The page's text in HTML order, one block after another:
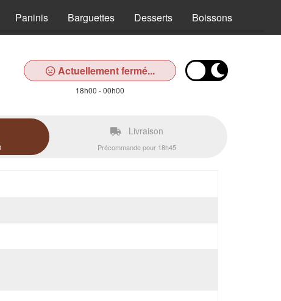
Paninis Barguettes Desserts Boissons
Actuellement fermé...
18h00 - 00h00
Livraison
Précommande pour 18h45